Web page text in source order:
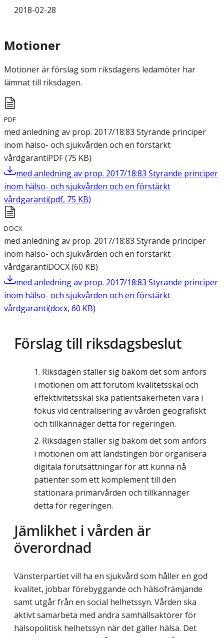
2018-02-28
Motioner
Motioner är förslag som riksdagens ledamöter har
lämnat till riksdagen.
PDF
med anledning av prop. 2017/18:83 Styrande principer
inom hälso- och sjukvården och en förstärkt
vårdgarantiPDF(75 KB)
med anledning av prop. 2017/18:83 Styrande principer
inom hälso- och sjukvården och en förstärkt
vårdgaranti(pdf, 75 KB)
DOCX
med anledning av prop. 2017/18:83 Styrande principer
inom hälso- och sjukvården och en förstärkt
vårdgarantiDOCX(60 KB)
med anledning av prop. 2017/18:83 Styrande principer
inom hälso- och sjukvården och en förstärkt
vårdgaranti(docx, 60 KB)
Förslag till riksdagsbeslut
Riksdagen ställer sig bakom det som anförs
i motionen om att förutom kvalitetsskäl och
effektivitetsskäl ska patientsäkerheten vara i
fokus vid centralisering av vården geografiskt
och tillkännager detta för regeringen.
Riksdagen ställer sig bakom det som anförs
i motionen om att landstingen bör organisera
digitala förutsättningar för att kunna nå
patienter som ett komplement till den
stationära primärvården och tillkännager
detta för regeringen.
Jämlikhet i vården är
överordnad
Vänsterpartiet vill ha en sjukvård som håller en god
kvalitet, jobbar förebyggande och hälsofrämjande
samt utgår från en social helhetssyn. Vården ska
aktivt samarbeta med andra samhällsaktörer för
hälsopolitisk helhetssyn när det gäller hälsa. Det